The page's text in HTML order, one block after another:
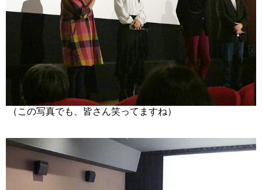
（この写真でも、皆さん笑ってますね）